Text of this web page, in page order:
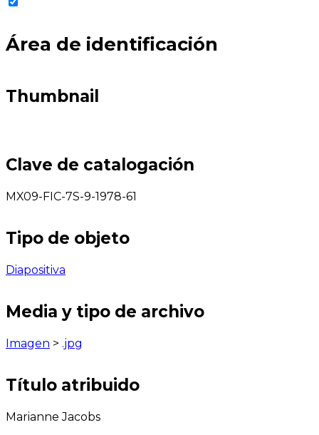
Área de identificación
Thumbnail
Clave de catalogación
MX09-FIC-7S-9-1978-61
Tipo de objeto
Diapositiva
Media y tipo de archivo
Imagen > .jpg
Título atribuido
Marianne Jacobs